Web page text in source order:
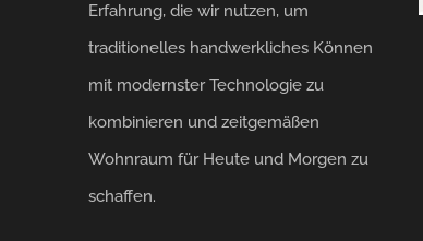
Erfahrung, die wir nutzen, um
traditionelles handwerkliches Können
mit modernster Technologie zu
kombinieren und zeitgemäßen
Wohnraum für Heute und Morgen zu
schaffen.